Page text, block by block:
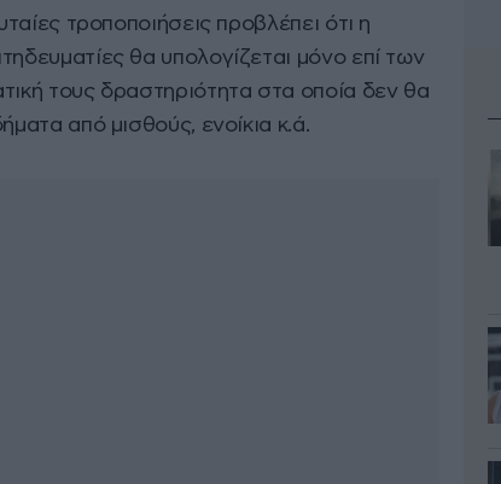
τροποποιήσεις προβλέπει ότι η
θα υπολογίζεται μόνο επί των
τους δραστηριότητα στα οποία δεν θα
από μισθούς, ενοίκια κ.ά.